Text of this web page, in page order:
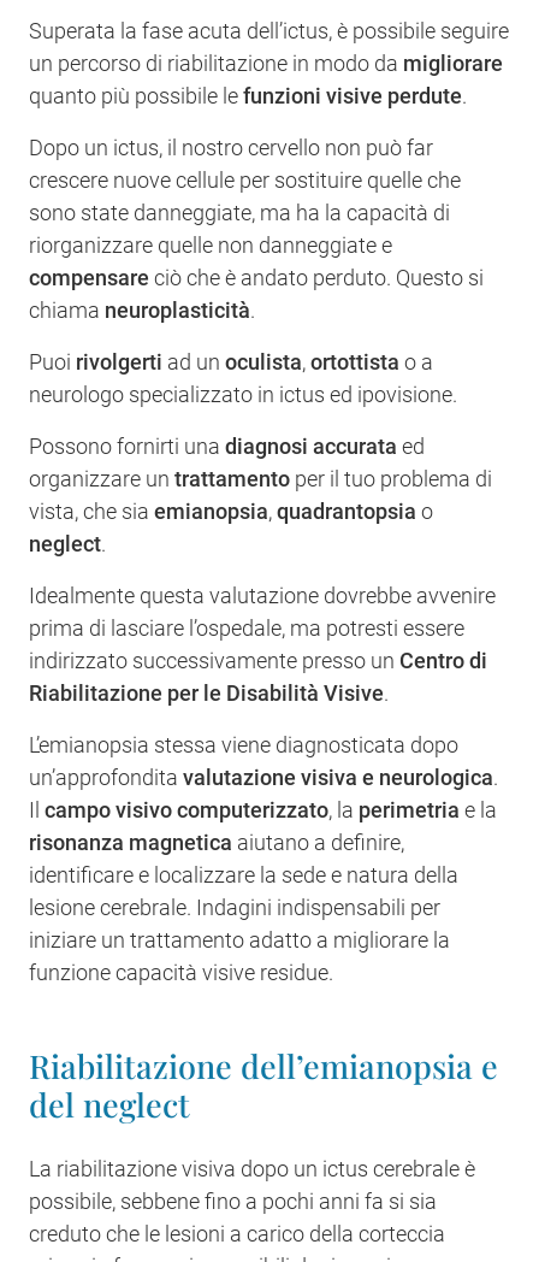
Superata la fase acuta dell’ictus, è possibile seguire
un percorso di riabilitazione in modo da migliorare
quanto più possibile lefunzioni visive perdute.
Dopo un ictus, il nostro cervello non può far
crescere nuove cellule per sostituire quelle che
sono state danneggiate, ma ha la capacità di
riorganizzare quelle non danneggiate e
compensare ciò che è andato perduto. Questo si
chiama neuroplasticità.
Puoi rivolgerti ad un oculista,ortottista o a
neurologo specializzato in ictus ed ipovisione.
Possono fornirti una diagnosi accurata ed
organizzare un trattamento per il tuo problema di
vista, che sia emianopsia,quadrantopsia o
neglect.
Idealmente questa valutazione dovrebbe avvenire
prima di lasciare l’ospedale, ma potresti essere
indirizzato successivamente presso un Centro di
Riabilitazione per le Disabilità Visive.
L’emianopsia stessa viene diagnosticata dopo
un’approfondita valutazione visiva e neurologica.
Il campo visivo computerizzato, la perimetria e la
risonanza magnetica aiutano a definire,
identificare e localizzare la sede e natura della
lesione cerebrale. Indagini indispensabili per
iniziare un trattamento adatto a migliorare la
funzione capacità visive residue.
Riabilitazione dell’emianopsia e
del neglect
La riabilitazione visiva dopo un ictus cerebrale è
possibile, sebbene fino a pochi anni fa si sia
creduto che le lesioni a carico della corteccia